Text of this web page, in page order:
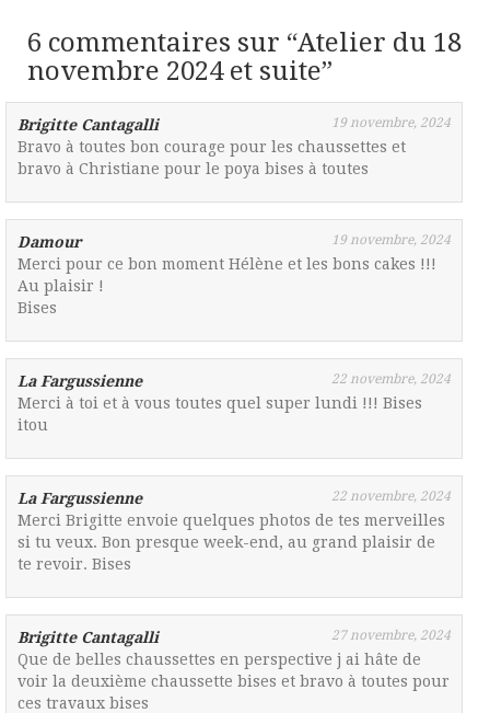
6 commentaires sur “Atelier du 18
novembre 2024 et suite”
Brigitte Cantagalli 19 novembre, 2024
Bravo à toutes bon courage pour les chaussettes et
bravo à Christiane pour le poya bises à toutes
Damour 19 novembre, 2024
Merci pour ce bon moment Hélène et les bons cakes !!!
Au plaisir !
Bises
La Fargussienne 22 novembre, 2024
Merci à toi et à vous toutes quel super lundi !!! Bises
itou
La Fargussienne 22 novembre, 2024
Merci Brigitte envoie quelques photos de tes merveilles
si tu veux. Bon presque week-end, au grand plaisir de
te revoir. Bises
Brigitte Cantagalli 27 novembre, 2024
Que de belles chaussettes en perspective j ai hâte de
voir la deuxième chaussette bises et bravo à toutes pour
ces travaux bises